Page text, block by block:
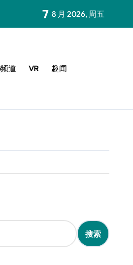
7 8 月 2026, 周五
道 VR 趣闻